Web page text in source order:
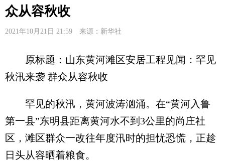
众从容秋收
2021年10月21日 21:59 来源：新华社
原标题：山东黄河滩区安居工程见闻：罕见
秋汛来袭 群众从容秋收
罕见的秋汛，黄河波涛汹涌。在“黄河入鲁
第一县”东明县距离黄河水不到3公里的尚庄社
区，滩区群众一改往年度汛时的担忧恐慌，正趁
日头从容晒着粮食。